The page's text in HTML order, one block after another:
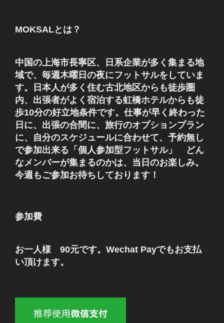
ン
MOKSALとは？
中国の上海市長寧区、日系企業が多く集まる地
域で、毎週木曜日の夜にフットサルをしていま
す。日本人が多く住む古北地区からも徒歩圏
内、出張者がよく宿泊する虹橋ホテルからも徒
歩10分の好立地条件です。仕事が早く終わった
日に、出張の合間に、旅行のオプションプラン
に、自分のスケジュールに合わせて、予約無し
で参加出来る「個人参加型フットサル」 どん
なメンバーが集まるのかは、当日のお楽しみ。
今週もご参加お待ちしております！
参加費
お一人様 90元です。Wechat Payでもお支払
い頂けます。